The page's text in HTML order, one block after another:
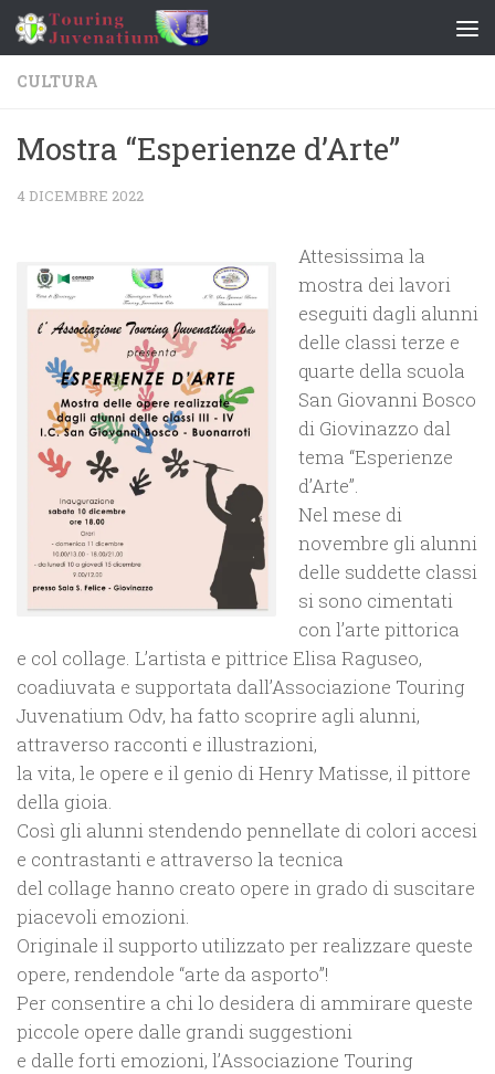
Salta al contenuto
CULTURA
Mostra “Esperienze d’Arte”
4 DICEMBRE 2022
Attesissima la
mostra dei lavori
eseguiti dagli alunni
delle classi terze e
quarte della scuola
San Giovanni Bosco
di Giovinazzo dal
tema “Esperienze
d’Arte”.
Nel mese di
novembre gli alunni
delle suddette classi
si sono cimentati
con l’arte pittorica
e col collage. L’artista e pittrice Elisa Raguseo,
coadiuvata e supportata dall’Associazione Touring
Juvenatium Odv, ha fatto scoprire agli alunni,
attraverso racconti e illustrazioni,
la vita, le opere e il genio di Henry Matisse, il pittore
della gioia.
Così gli alunni stendendo pennellate di colori accesi
e contrastanti e attraverso la tecnica
del collage hanno creato opere in grado di suscitare
piacevoli emozioni.
Originale il supporto utilizzato per realizzare queste
opere, rendendole “arte da asporto”!
Per consentire a chi lo desidera di ammirare queste
piccole opere dalle grandi suggestioni
e dalle forti emozioni, l’Associazione Touring